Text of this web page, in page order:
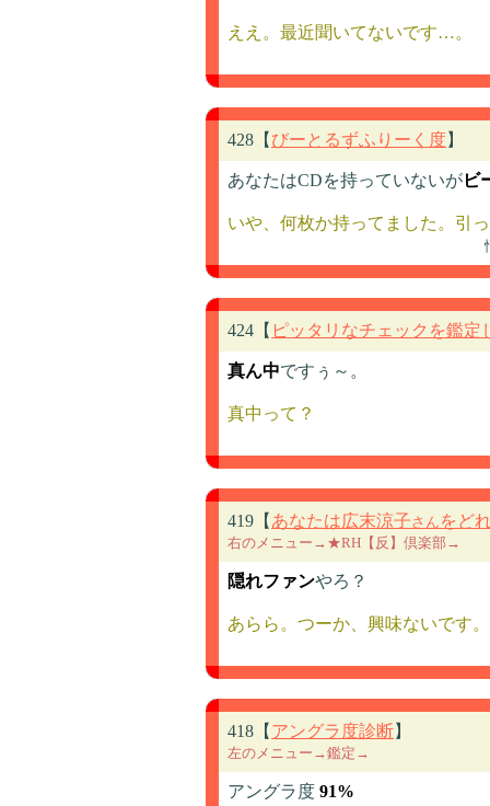
ええ。最近聞いてないです…。
428【 びーとるずふりーく度】
あなたはCDを持っていないがビ
いや、何枚か持ってました。引
424【 ピッタリなチェックを鑑定
真ん中ですぅ～。
真中って？
419【 あなたは広末涼子さん をど
右のメニュー→★RH【反】倶楽部→
隠れファンやろ？
あらら。つーか、興味ないです
418【 アングラ度診断】
左のメニュー→鑑定→
アングラ度 91%